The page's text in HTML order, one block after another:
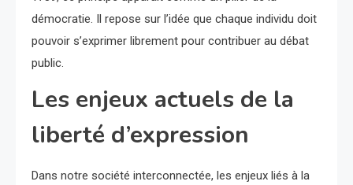
démocratie. Il repose sur l’idée que chaque individu doit
pouvoir s’exprimer librement pour contribuer au débat
public.
Les enjeux actuels de la
liberté d’expression
Dans notre société interconnectée, les enjeux liés à la